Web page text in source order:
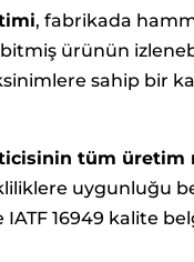
, fabrikada
ürünün
sahip bir
tüm üretim
uygunluğu
IATF 16949 kalite